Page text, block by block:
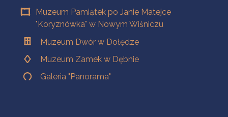
Muzeum Pamiątek po Janie Matejce
"Koryznówka" w Nowym Wiśniczu
Muzeum Dwór w Dołędze
Muzeum Zamek w Dębnie
Galeria "Panorama"